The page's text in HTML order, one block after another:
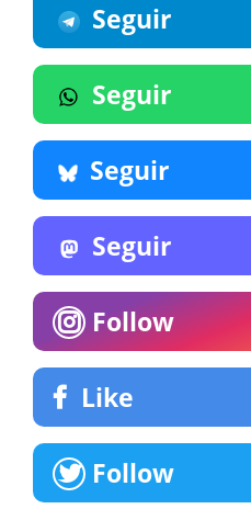
Seguir
Seguir
Seguir
Seguir
Follow
Like
Follow